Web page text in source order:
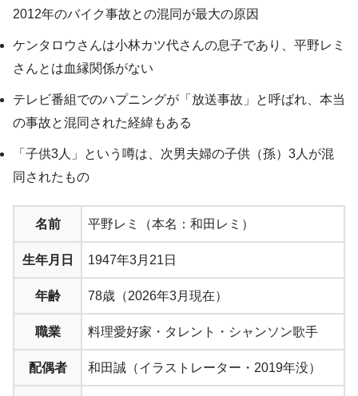
2012年のバイク事故との混同が最大の原因
ケンタロウさんは小林カツ代さんの息子であり、平野レミ
さんとは血縁関係がない
テレビ番組でのハプニングが「放送事故」と呼ばれ、本当
の事故と混同された経緯もある
「子供3人」という噂は、次男夫婦の子供（孫）3人が混
同されたもの
名前 平野レミ（本名：和田レミ）
生年月日 1947年3月21日
年齢 78歳（2026年3月現在）
職業 料理愛好家・タレント・シャンソン歌手
配偶者 和田誠（イラストレーター・2019年没）